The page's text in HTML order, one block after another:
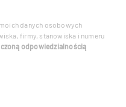
danych osobowych
firmy, stanowiska i numeru
odpowiedzialnością